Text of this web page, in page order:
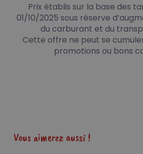
Prix établis sur la base des
01/10/2025 sous réserve
du carburant et du
Cette offre ne peut se
promotions ou bons
Vous aimerez aussi !